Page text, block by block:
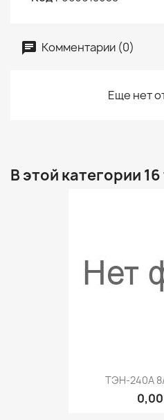
Комментарии (0)
Еще нет
В этой категории
ТЭН-240А